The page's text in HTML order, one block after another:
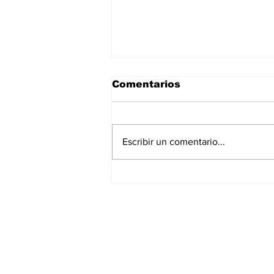
Comentarios
Escribir un comentario...